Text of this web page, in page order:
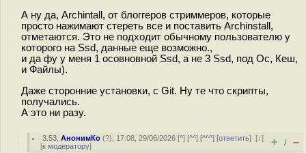
А ну да, Archintall, от блоггеров стриммеров, которые
просто нажимают стереть все и поставить Archinstall,
отметаются. Это не подходит обычному пользователю у
которого на Ssd, данные еще возможно.,
и да фу у меня 1 осовновной Ssd, а не 3 Ssd, под Ос, Кеш,
и Файлы).
Даже сторонние установки, с Git. Ну те что скрипты,
получались.
А это ни разу.
3.53 ,АнонимКо (?), 17:08, 29/06/2026 [^] [^^] [^^^] [ответить][↓]
[к модератору] + / –